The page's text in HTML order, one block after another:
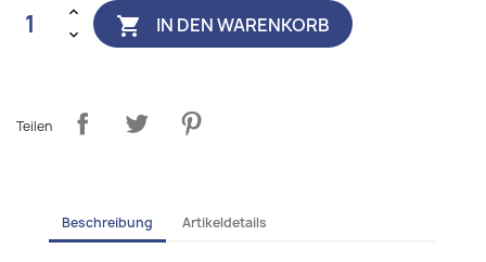
 IN DEN WARENKORB
Teilen
Beschreibung Artikeldetails